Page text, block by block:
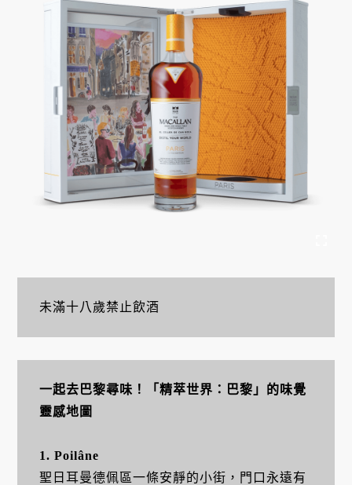
未滿十八歲禁止飲酒
一起去巴黎尋味！「精萃世界：巴黎」的味覺
靈感地圖
1. Poilâne
聖日耳曼德佩區一條安靜的小街，門口永遠有